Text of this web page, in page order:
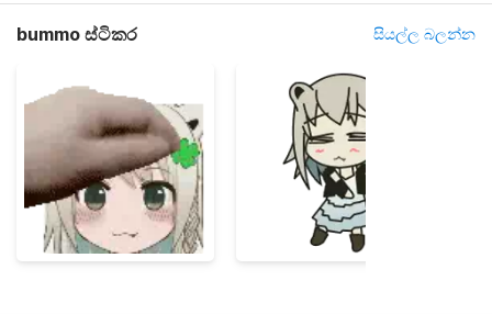
bummo ස්ටිකර සියල්ල බලන්න